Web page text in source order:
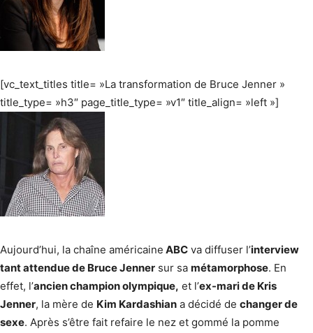
[vc_text_titles title= »La transformation de Bruce Jenner »
title_type= »h3″ page_title_type= »v1″ title_align= »left »]
Aujourd’hui, la chaîne américaine ABC va diffuser l’interview
tant attendue de Bruce Jenner sur sa métamorphose. En
effet, l’ancien champion olympique, et l’ex-mari de Kris
Jenner, la mère de Kim Kardashian a décidé de changer de
sexe. Après s’être fait refaire le nez et gommé la pomme